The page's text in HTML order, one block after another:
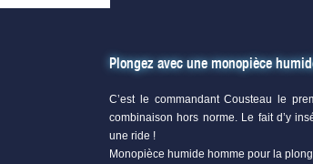
Plongez avec une monopièce
C’est le commandant Cousteau le
combinaison hors norme. Le fait d’y
une ride !
Monopièce humide homme pour la